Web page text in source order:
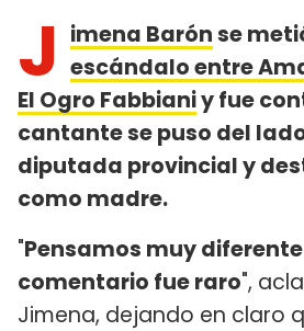
J imena Barónse
escándalo entre
El Ogro Fabbianiy fue
cantante se puso del
diputada provincial y
como madre.
"Pensamos muy
comentario fue raro",
Jimena, dejando en claro